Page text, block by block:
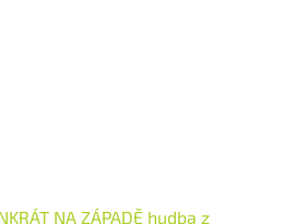
NA ZÁPADĚ hudba z